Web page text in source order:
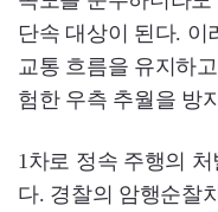
단속 대상이 된다. 이
교통 흐름을 유지하
험한 우측 추월을 방
1차로 정속 주행의
다. 경찰의 암행순찰